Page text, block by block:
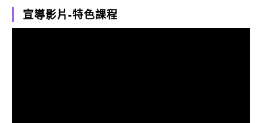
宣導影片-特色課程